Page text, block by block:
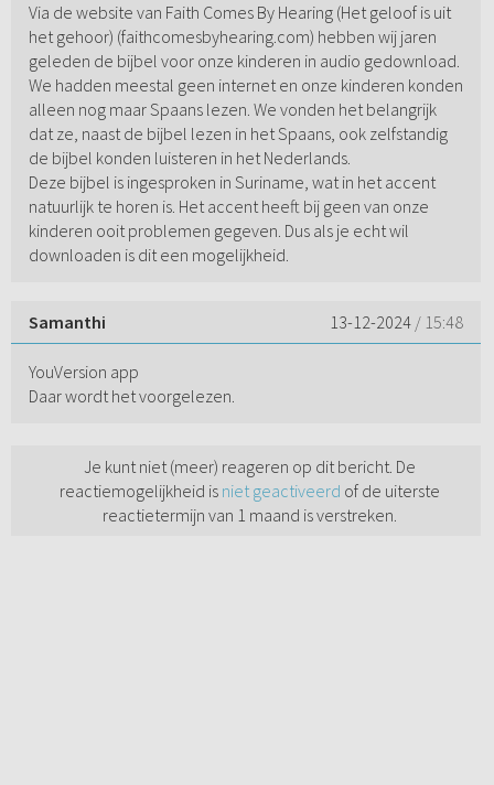
Via de website van Faith Comes By Hearing (Het geloof is uit
het gehoor) (faithcomesbyhearing.com) hebben wij jaren
geleden de bijbel voor onze kinderen in audio gedownload.
We hadden meestal geen internet en onze kinderen konden
alleen nog maar Spaans lezen. We vonden het belangrijk
dat ze, naast de bijbel lezen in het Spaans, ook zelfstandig
de bijbel konden luisteren in het Nederlands.
Deze bijbel is ingesproken in Suriname, wat in het accent
natuurlijk te horen is. Het accent heeft bij geen van onze
kinderen ooit problemen gegeven. Dus als je echt wil
downloaden is dit een mogelijkheid.
Samanthi 13-12-2024 / 15:48
YouVersion app
Daar wordt het voorgelezen.
Je kunt niet (meer) reageren op dit bericht. De
reactiemogelijkheid is niet geactiveerd of de uiterste
reactietermijn van 1 maand is verstreken.